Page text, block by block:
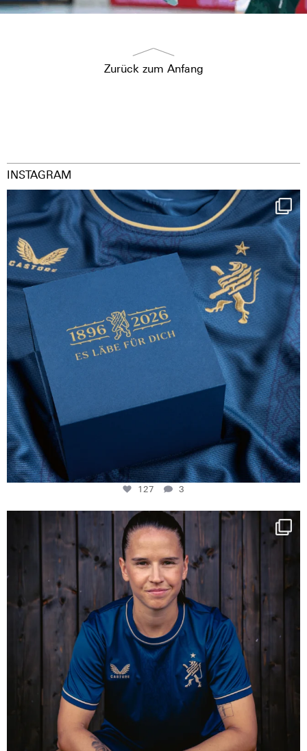
Zurück zum Anfang
INSTAGRAM
Happy Birthday FCZ
130 years filled ...
127
3
127 3
NIE USENAND GAH
Some anniversaries
294
5